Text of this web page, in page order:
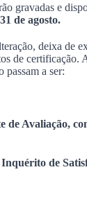
gravadas e
31 de agosto.
deixa de
de certificação.
passam a ser:
de Avaliação,
de